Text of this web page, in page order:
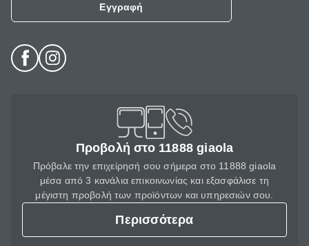
Εγγραφή
Προβολή στο 11888 giaola
Πρόβαλε την επιχείρησή σου σήμερα στο 11888 giaola
μέσα από 3 κανάλια επικοινωνίας και εξασφάλισε τη
μέγιστη προβολή των προϊόντων και υπηρεσιών σου.
Περισσότερα